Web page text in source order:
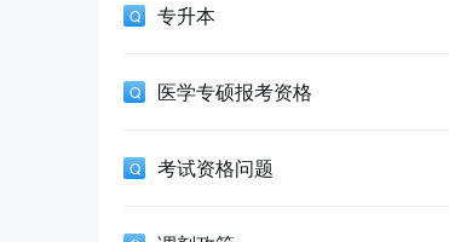
专升本
医学专硕报考资格
考试资格问题